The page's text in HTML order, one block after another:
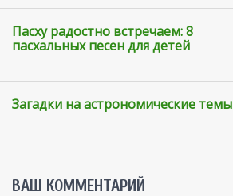
Пасху радостно встречаем: 8
пасхальных песен для детей
Загадки на астрономические темы
ВАШ КОММЕНТАРИЙ